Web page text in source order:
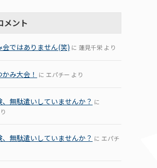
メント
会ではありません(笑) に 蓮見千栄 より
み大会！ に エパチー より
無駄遣いしていませんか？ に
無駄遣いしていませんか？ に エパチ